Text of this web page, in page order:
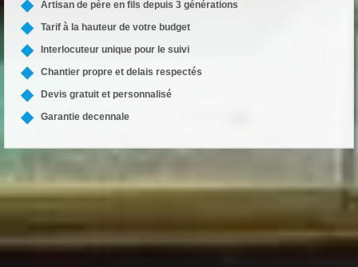
Artisan de père en fils depuis 3 générations
Tarif à la hauteur de votre budget
Interlocuteur unique pour le suivi
Chantier propre et delais respectés
Devis gratuit et personnalisé
Garantie decennale